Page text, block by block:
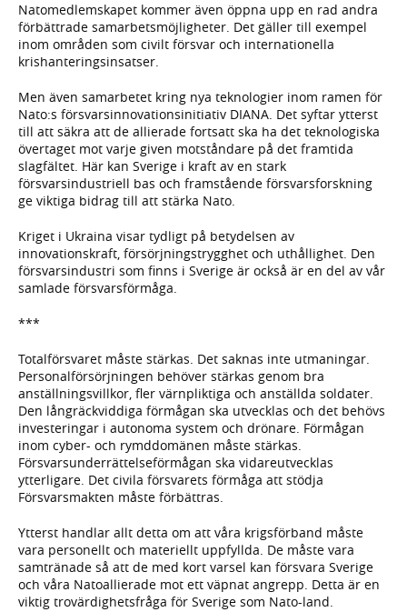
Natomedlemskapet kommer även öppna upp en rad andra
förbättrade samarbetsmöjligheter. Det gäller till exempel
inom områden som civilt försvar och internationella
krishanteringsinsatser.
Men även samarbetet kring nya teknologier inom ramen för
Nato:s försvarsinnovationsinitiativ DIANA. Det syftar ytterst
till att säkra att de allierade fortsatt ska ha det teknologiska
övertaget mot varje given motståndare på det framtida
slagfältet. Här kan Sverige i kraft av en stark
försvarsindustriell bas och framstående försvarsforskning
ge viktiga bidrag till att stärka Nato.
Kriget i Ukraina visar tydligt på betydelsen av
innovationskraft, försörjningstrygghet och uthållighet. Den
försvarsindustri som finns i Sverige är också är en del av vår
samlade försvarsförmåga.
***
Totalförsvaret måste stärkas. Det saknas inte utmaningar.
Personalförsörjningen behöver stärkas genom bra
anställningsvillkor, fler värnpliktiga och anställda soldater.
Den långräckviddiga förmågan ska utvecklas och det behövs
investeringar i autonoma system och drönare. Förmågan
inom cyber- och rymddomänen måste stärkas.
Försvarsunderrättelseförmågan ska vidareutvecklas
ytterligare. Det civila försvarets förmåga att stödja
Försvarsmakten måste förbättras.
Ytterst handlar allt detta om att våra krigsförband måste
vara personellt och materiellt uppfyllda. De måste vara
samtränade så att de med kort varsel kan försvara Sverige
och våra Natoallierade mot ett väpnat angrepp. Detta är en
viktig trovärdighetsfråga för Sverige som Nato-land.